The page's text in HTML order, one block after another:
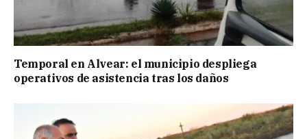
Temporal en Alvear: el municipio despliega
operativos de asistencia tras los daños